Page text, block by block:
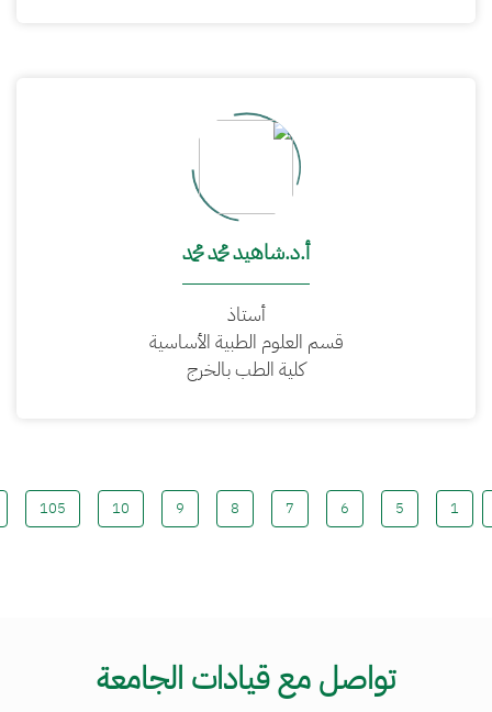
أ.د.شاهيد محمد محمد
أستاذ
قسم العلوم الطبية الأساسية
كلية الطب بالخرج
1
5
6
7
8
9
10
105
تواصل مع قيادات الجامعة